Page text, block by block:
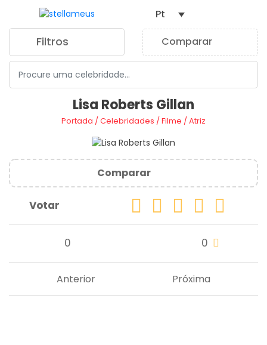
Filtros Comparar
Pt
Lisa Roberts Gillan
Portada /Celebridades /Filme /Atriz
Comparar
Votar
0 0
Próxima
Anterior